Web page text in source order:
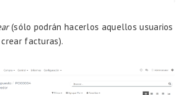
(sólo podrán hacerlos aquellos usuarios
facturas).